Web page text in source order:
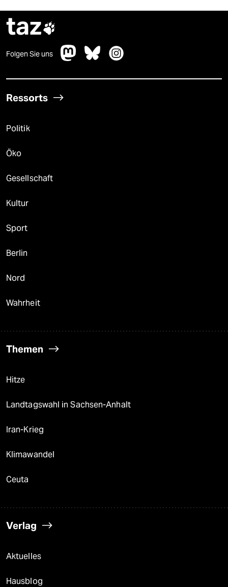
taz
Folgen Sie uns
Ressorts
Politik
Öko
Gesellschaft
Kultur
Sport
Berlin
Nord
Wahrheit
Themen
Hitze
Landtagswahl in Sachsen-Anhalt
Iran-Krieg
Klimawandel
Ceuta
Verlag
Aktuelles
Hausblog